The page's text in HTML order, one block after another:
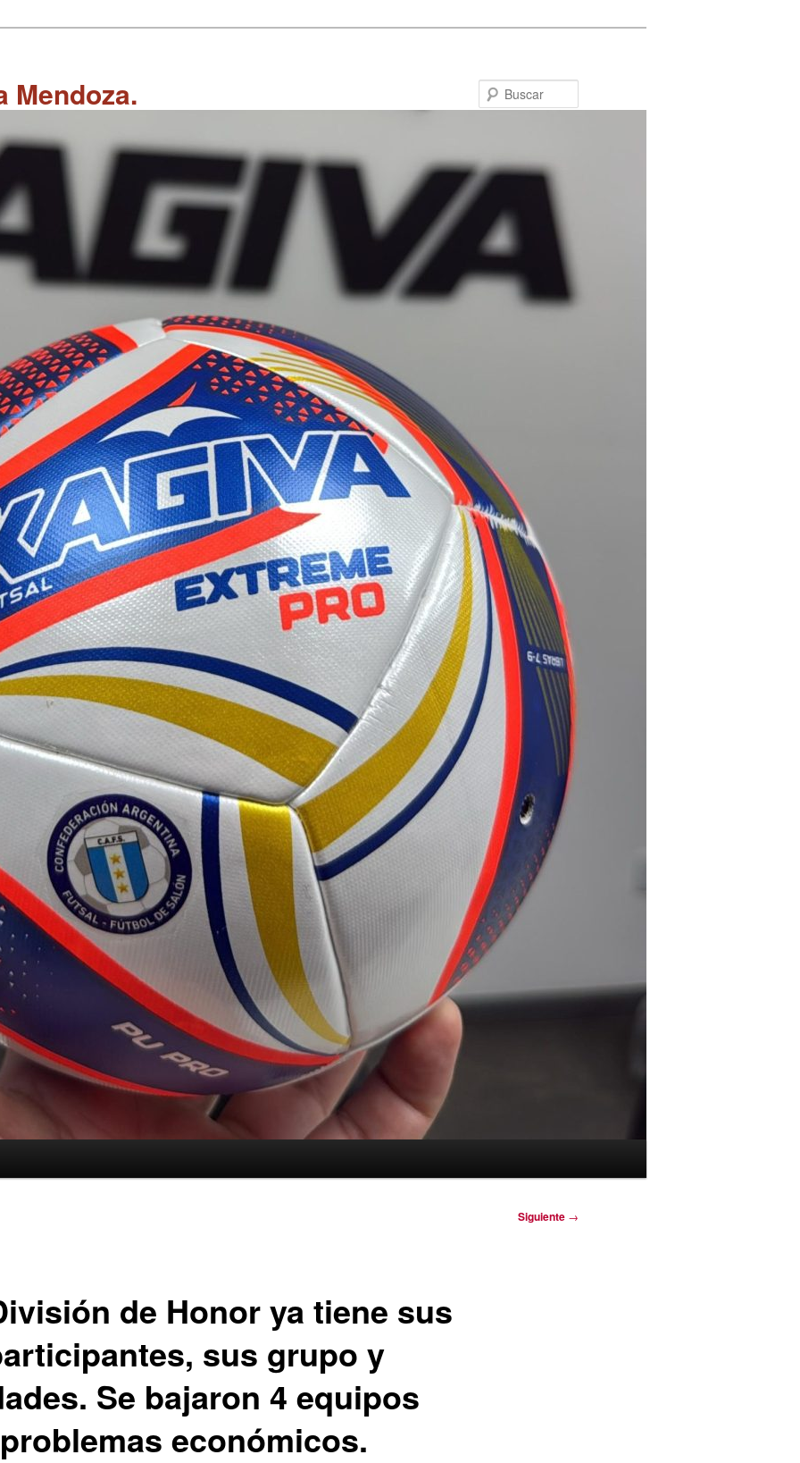
Mendoza.
Siguiente →
de Honor ya tiene sus
sus grupo y
Se bajaron 4 equipos
económicos.